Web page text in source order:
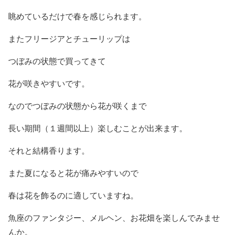
眺めているだけで春を感じられます。
またフリージアとチューリップは
つぼみの状態で買ってきて
花が咲きやすいです。
なのでつぼみの状態から花が咲くまで
長い期間（１週間以上）楽しむことが出来ます。
それと結構香ります。
また夏になると花が痛みやすいので
春は花を飾るのに適していますね。
魚座のファンタジー、メルヘン、お花畑を楽しんでみませ
んか。